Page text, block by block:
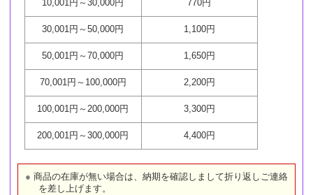
10,001円～30,000円 770円
30,001円～50,000円 1,100円
50,001円～70,000円 1,650円
70,001円～100,000円 2,200円
100,001円～200,000円 3,300円
200,001円～300,000円 4,400円
商品の在庫が無い場合は、納期を確認しまして折り返しご連絡
を差し上げます。